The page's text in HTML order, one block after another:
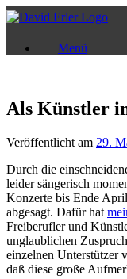
Zum
Inhalt
Menü
Als Künstler
Veröffentlicht am 29.
Durch die
leider sängerisch
Konzerte bis Ende
abgesagt. Dafür hat
Freiberufler und
unglaublichen
einzelnen Unterstützer
daß diese große